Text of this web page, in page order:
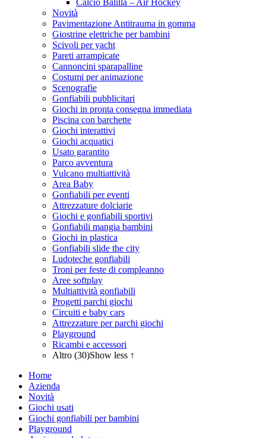
Calcio Balilla – Air Hockey
Novità
Pavimentazione Antitrauma in gomma
Giostrine elettriche per bambini
Scivoli per yacht
Pareti arrampicate
Cannoncini sparapalline
Costumi per animazione
Scenografie
Gonfiabili pubblicitari
Giochi in pronta consegna immediata
Piscina con barchette
Giochi interattivi
Giochi acquatici
Usato garantito
Parco avventura
Vulcano multiattività
Area Baby
Gonfiabili per eventi
Attrezzature dolciarie
Giochi e gonfiabili sportivi
Gonfiabili mangia bambini
Giochi in plastica
Gonfiabili slide the city
Ludoteche gonfiabili
Troni per feste di compleanno
Aree softplay
Multiattività gonfiabili
Progetti parchi giochi
Circuiti e baby cars
Attrezzature per parchi giochi
Playground
Ricambi e accessori
Altro (30)Show less ↑
Home
Azienda
Novità
Giochi usati
Giochi gonfiabili per bambini
Playground